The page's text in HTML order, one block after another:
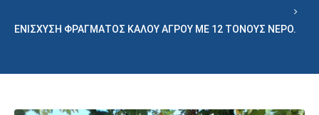
ΕΝΊΣΧΥΣΗ ΦΡΆΓΜΑΤΟΣ ΚΑΛΟΎ ΑΓΡΟΎ ΜΕ 12 ΤΌΝΟΥΣ ΝΕΡΌ.